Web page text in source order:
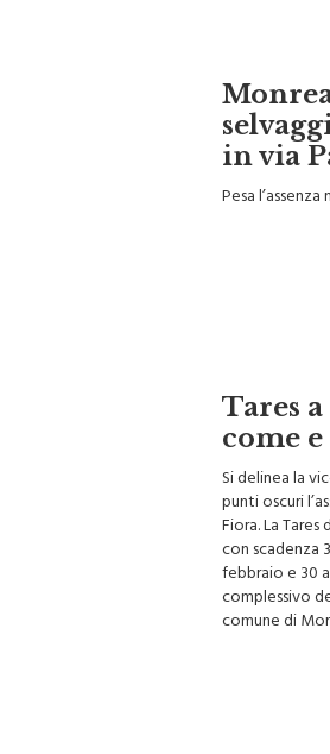
in via
Pesa
Tares
come
Si delinea la
punti oscuri
Fiora. La
con scadenza
febbraio e 30
complessivo
comune di